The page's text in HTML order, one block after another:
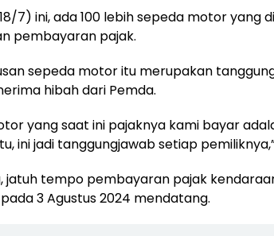
7) ini, ada 100 lebih sepeda motor yang
pembayaran pajak.
sepeda motor itu merupakan
hibah dari Pemda.
yang saat ini pajaknya kami bayar
ini jadi tanggungjawab setiap
jatuh tempo pembayaran pajak
3 Agustus 2024 mendatang.